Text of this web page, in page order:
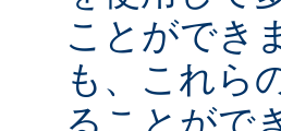
ことができ
も、これら
ることがで